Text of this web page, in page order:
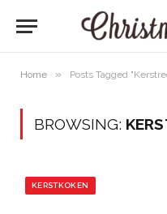
Home » Posts Tagged
BROWSING:
KERSTKOKEN